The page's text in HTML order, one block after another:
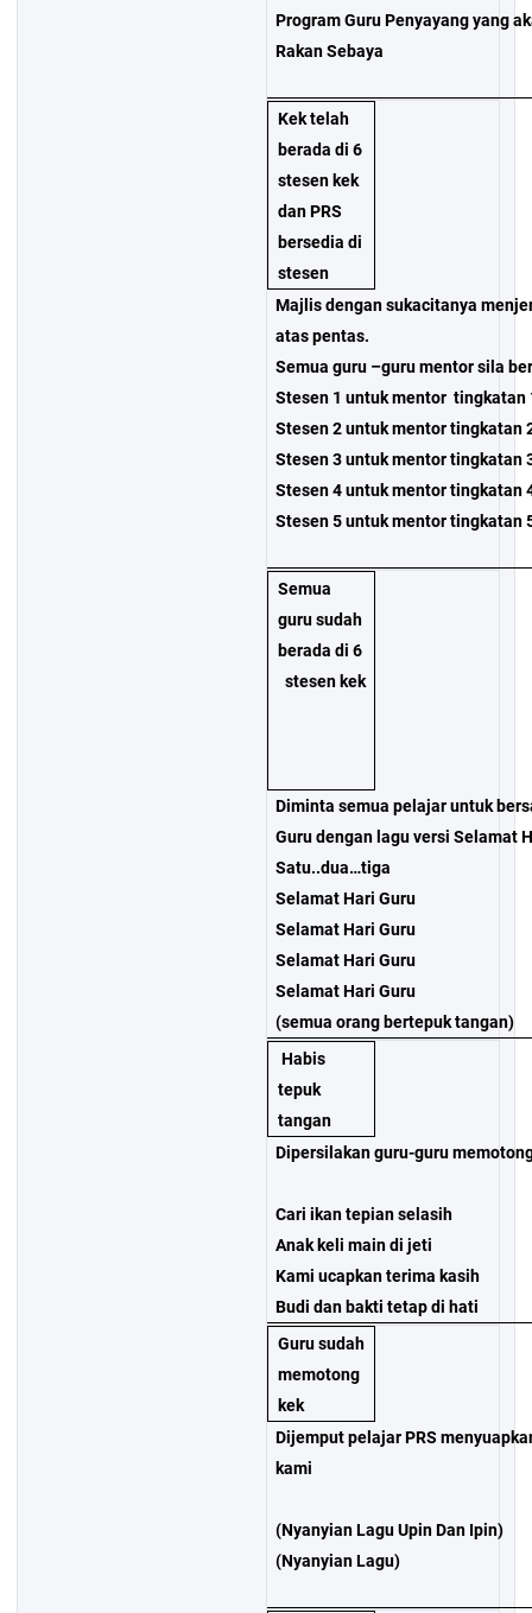
Program Guru Penyayang yang
Rakan Sebaya
Kek telah
berada di 6
stesen kek
dan PRS
bersedia di
stesen
Majlis dengan sukacitanya
atas pentas.
Semua guru –guru mentor sila
Stesen 1 untuk mentor tingkatan
Stesen 2 untuk mentor tingkatan
Stesen 3 untuk mentor tingkatan
Stesen 4 untuk mentor tingkatan
Stesen 5 untuk mentor tingkatan
Semua
guru sudah
berada di 6
stesen kek
Diminta semua pelajar untuk
Guru dengan lagu versi Selamat
Satu..dua…tiga
Selamat Hari Guru
Selamat Hari Guru
Selamat Hari Guru
Selamat Hari Guru
(semua orang bertepuk tangan)
Habis
tepuk
tangan
Dipersilakan guru-guru
Cari ikan tepian selasih
Anak keli main di jeti
Kami ucapkan terima kasih
Budi dan bakti tetap di hati
Guru sudah
memotong
kek
Dijemput pelajar PRS
kami
(Nyanyian Lagu Upin Dan Ipin)
(Nyanyian Lagu)